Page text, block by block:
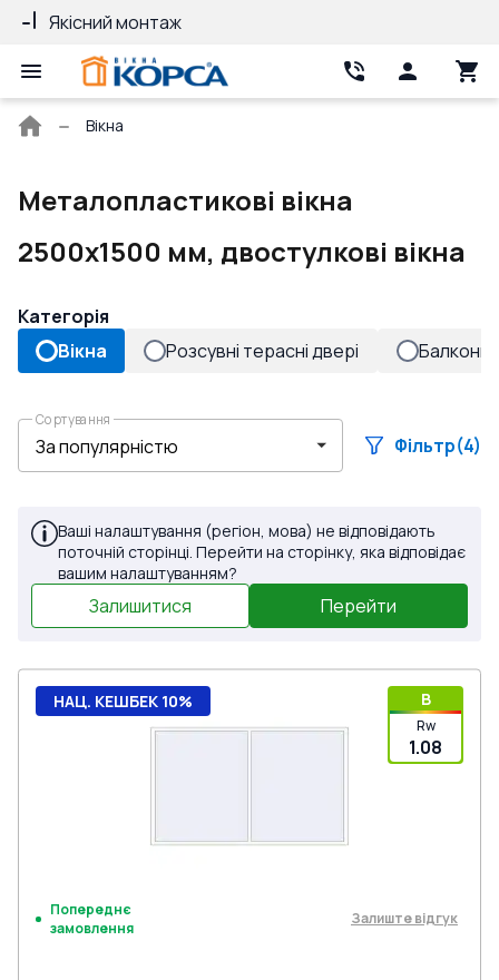
Якісний монтаж
Головна
Вікна
Металопластикові вікна
2500x1500 мм, двостулкові вікна
Категорія
Вікна
Розсувні терасні двері Балконні
Сортування
Фільтр(4)
Ваші налаштування (регіон, мова) не відповідають
поточній сторінці. Перейти на сторінку, яка відповідає
вашим налаштуванням?
Залишитися Перейти
B
Rw
1.08
НАЦ. КЕШБЕК 10%
Попереднє
замовлення
Залиште відгук